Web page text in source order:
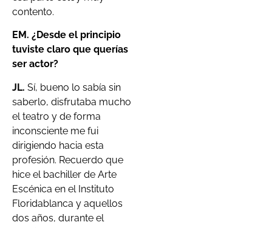
contento.
EM. ¿Desde el principio
tuviste claro que querías
ser actor?
JL. Sí, bueno lo sabía sin
saberlo, disfrutaba mucho
el teatro y de forma
inconsciente me fui
dirigiendo hacia esta
profesión. Recuerdo que
hice el bachiller de Arte
Escénica en el Instituto
Floridablanca y aquellos
dos años, durante el